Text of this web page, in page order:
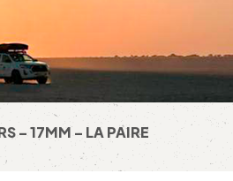
– 17MM – LA PAIRE